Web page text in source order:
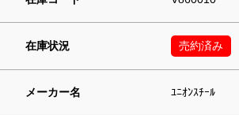
在庫状況 売約済み
メーカー名 ﾕﾆｵﾝｽﾁｰﾙ